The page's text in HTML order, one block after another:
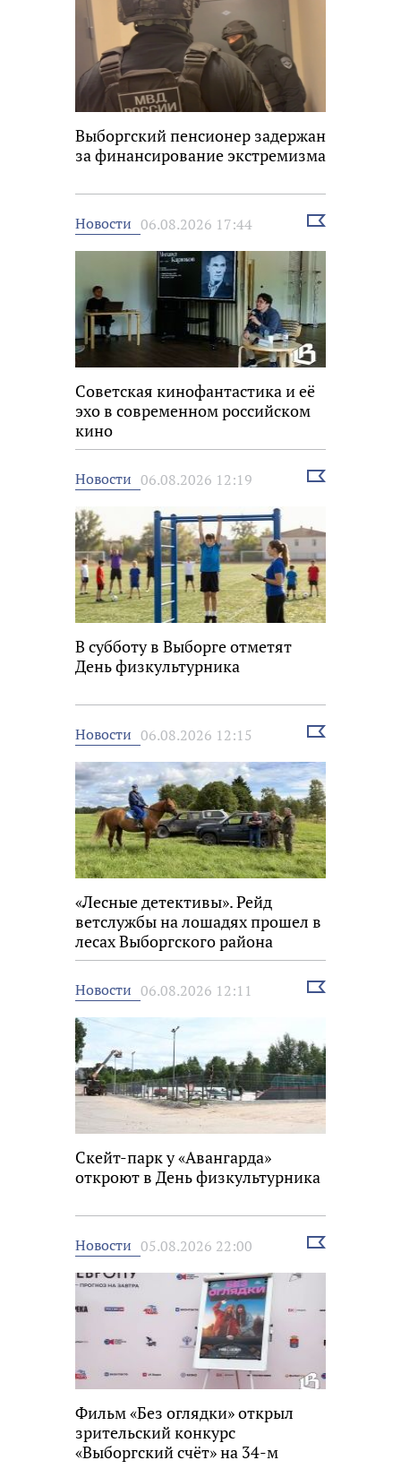
Выборгский пенсионер задержан
за финансирование экстремизма
Новости 06.08.2026 17:44
Выбрать
Советская кинофантастика и её
эхо в современном российском
кино
Новости 06.08.2026 12:19
Выбрать
В субботу в Выборге отметят
День физкультурника
Новости 06.08.2026 12:15
Выбрать
«Лесные детективы». Рейд
ветслужбы на лошадях прошел в
лесах Выборгского района
Новости 06.08.2026 12:11
Выбрать
Скейт-парк у «Авангарда»
откроют в День физкультурника
Новости 05.08.2026 22:00
Выбрать
Фильм «Без оглядки» открыл
зрительский конкурс
«Выборгский счёт» на 34-м